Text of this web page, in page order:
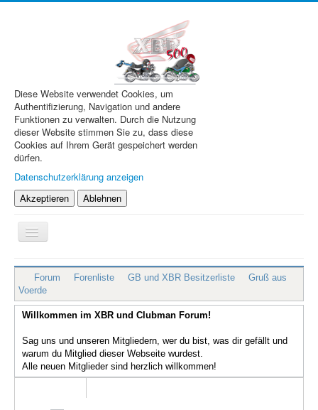
Diese Website verwendet Cookies, um
Authentifizierung, Navigation und andere
Funktionen zu verwalten. Durch die Nutzung
dieser Website stimmen Sie zu, dass diese
Cookies auf Ihrem Gerät gespeichert werden
dürfen.
Datenschutzerklärung anzeigen
Akzeptieren
Ablehnen
Navigation
an/aus
XBR.de
Technik
Forum
Treffen & Touren
Cafe-Ecke
Forum Forenliste GB und XBR Besitzerliste
Gruß aus
Voerde
Willkommen im XBR und Clubman Forum!
Sag uns und unseren Mitgliedern, wer du bist, was dir gefällt und
warum du Mitglied dieser Webseite wurdest.
Alle neuen Mitglieder sind herzlich willkommen!